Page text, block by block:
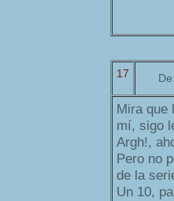
17 De:
Mira que
mí, sigo
Argh!,
Pero no
de la
Un 10,